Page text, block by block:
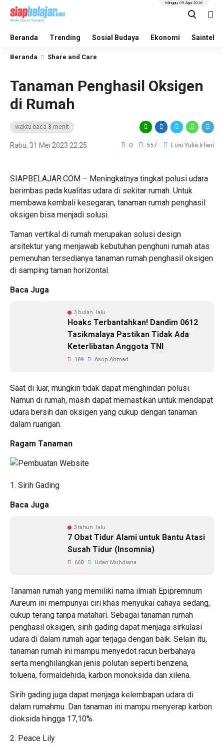
Beranda Trending Sosial Budaya Ekonomi Saintek
Minggu, 09 Agu 2026
Beranda Share and Care
Tanaman Penghasil Oksigen
di Rumah
waktu baca 3 menit
Rabu, 31 Mei 2023 22:25 0 557 Lusi Yulia Irfani
SIAPBELAJAR.COM – Meningkatnya tingkat polusi udara
berimbas pada kualitas udara di sekitar rumah. Untuk
membawa kembali kesegaran, tanaman rumah penghasil
oksigen bisa menjadi solusi.
Taman vertikal di rumah merupakan solusi design
arsitektur yang menjawab kebutuhan penghuni rumah atas
pemenuhan tersedianya tanaman rumah penghasil oksigen
di samping taman horizontal.
Baca Juga
3 bulan lalu
Hoaks Terbantahkan! Dandim 0612
Tasikmalaya Pastikan Tidak Ada
Keterlibatan Anggota TNI
189 Asop Ahmad
Saat di luar, mungkin tidak dapat menghindari polusi.
Namun di rumah, masih dapat memastikan untuk mendapat
udara bersih dan oksigen yang cukup dengan tanaman
dalam ruangan.
Ragam Tanaman
1. Sirih Gading
Baca Juga
3 tahun lalu
7 Obat Tidur Alami untuk Bantu Atasi
Susah Tidur (Insomnia)
660 Udan Muhdiana
Tanaman rumah yang memiliki nama ilmiah Epipremnum
Aureum ini mempunyai ciri khas menyukai cahaya sedang,
cukup terang tanpa matahari. Sebagai tanaman rumah
penghasil oksigen, sirih gading dapat menjaga sirkulasi
udara di dalam rumah agar terjaga dengan baik. Selain itu,
tanaman rumah ini mampu menyedot racun berbahaya
serta menghilangkan jenis polutan seperti benzena,
toluena, formaldehida, karbon monoksida dan xilena.
Sirih gading juga dapat menjaga kelembapan udara di
dalam rumahmu. Dan tanaman ini mampu menyerap karbon
dioksida hingga 17,10%.
2. Peace Lily